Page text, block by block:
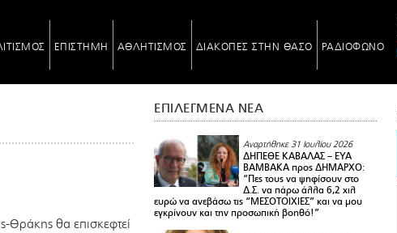
ΕΠΙΣΤΗΜΗ ΑΘΛΗΤΙΣΜΟΣ ΔΙΑΚΟΠΕΣ ΣΤΗΝ ΘΑΣΟ ΡΑΔΙΟΦΩΝΟ
Θράκης θα επισκεφτεί
ΕΠΙΛΕΓΜΕΝΑ ΝΕΑ
Αναρτήθηκε 31 Ιουλίου 2026
ΔΗΠΕΘΕ ΚΑΒΑΛΑΣ – ΕΥΑ
ΒΑΜΒΑΚΑ προς ΔΗΜΑΡΧΟ:
“Πες τους να ψηφίσουν στο
Δ.Σ. να πάρω άλλα 6,2 χιλ
ευρώ να ανεβάσω τις “ΜΕΣΟΤΟΙΧΙΕΣ” και να μου
εγκρίνουν και την προσωπική βοηθό!”